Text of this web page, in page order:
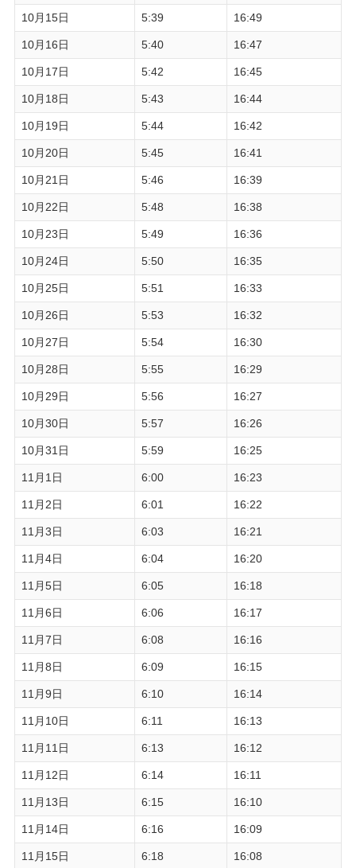
10月15日 5:39 16:49
10月16日 5:40 16:47
10月17日 5:42 16:45
10月18日 5:43 16:44
10月19日 5:44 16:42
10月20日 5:45 16:41
10月21日 5:46 16:39
10月22日 5:48 16:38
10月23日 5:49 16:36
10月24日 5:50 16:35
10月25日 5:51 16:33
10月26日 5:53 16:32
10月27日 5:54 16:30
10月28日 5:55 16:29
10月29日 5:56 16:27
10月30日 5:57 16:26
10月31日 5:59 16:25
11月1日 6:00 16:23
11月2日 6:01 16:22
11月3日 6:03 16:21
11月4日 6:04 16:20
11月5日 6:05 16:18
11月6日 6:06 16:17
11月7日 6:08 16:16
11月8日 6:09 16:15
11月9日 6:10 16:14
11月10日 6:11 16:13
11月11日 6:13 16:12
11月12日 6:14 16:11
11月13日 6:15 16:10
11月14日 6:16 16:09
11月15日 6:18 16:08